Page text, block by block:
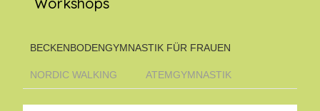
BECKENBODENGYMNASTIK FÜR FRAUEN
NORDIC WALKING ATEMGYMNASTIK